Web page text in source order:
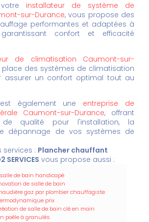
installateur de système de
sur-Durance, vous propose des
performantes et adaptées à
confort et efficacité
de climatisation Caumont-sur-
des systèmes de climatisation
assurer un confort optimal tout au
également une entreprise de
Caumont-sur-Durance, offrant
qualité pour l'installation, la
dépannage de vos systèmes de
services : Plancher chauffant
vous propose aussi :
de bain handicapé
de salle de bain
gaz par plombier chauffagiste
prix
de salle de bain clé en main
poêle à granulés